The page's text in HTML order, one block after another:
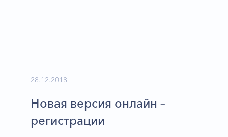
28.12.2018
Новая версия онлайн –
регистрации